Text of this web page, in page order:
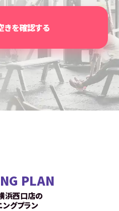
きを確認する
PLAN
浜西口店の
ングプラン